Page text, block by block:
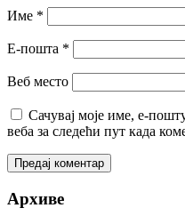
Име *
Е-пошта *
Веб место
Сачувај моје име, е-
веба за следећи пут када
Архиве